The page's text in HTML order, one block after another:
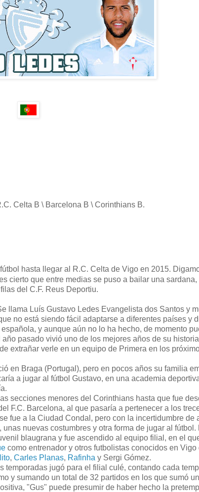
Celta B \ Barcelona B \ Corinthians B.
hasta llegar al R.C. Celta de Vigo en 2015.
cierto que entre medias se puso a bailar una
del C.F. Reus Deportiu.
llama Luís Gustavo Ledes Evangelista dos Santos y
no está siendo fácil adaptarse a diferentes países y
y aunque aún no lo ha hecho, de momento
pasado vivió uno de los mejores años de su
extrañar verle en un equipo de Primera en los
en Braga (Portugal), pero en pocos años su familia
a jugar al fútbol Gustavo, en una academia
secciones menores del Corinthians hasta que fue
F.C. Barcelona, al que pasaría a pertenecer a los
se fue a la Ciudad Condal, pero con la incertidumbre de
unas nuevas costumbres y otra forma de jugar al fútbol.
blaugrana y fue ascendido al equipo filial, en el
como entrenador y otros futbolistas conocidos en Vigo
, Carles Planas, Rafinha y Sergi Gómez.
temporadas jugó para el filial culé, contando cada
y sumando un total de 32 partidos en los que sumó
"Gus" puede presumir de haber hecho la